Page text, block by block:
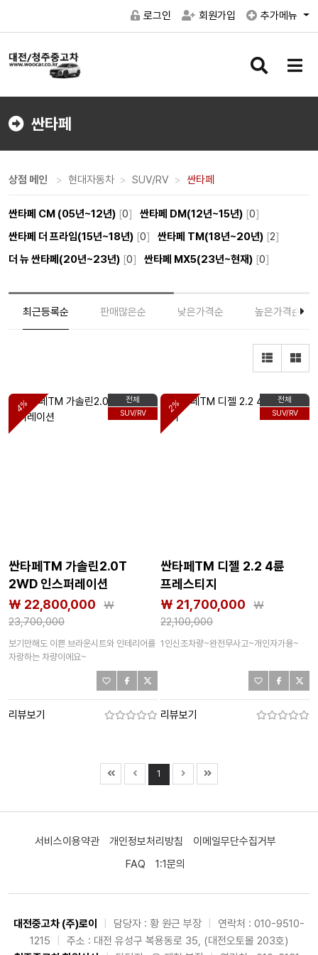
로그인 회원가입 추가메뉴
검
버
메
버
싼타페
상점 메인 현대자동차 SUV/RV 싼타페
싼타페 CM (05년~12년) [0] 싼타페 DM(12년~15년) [0]
싼타페 더 프라임(15년~18년) [0] 싼타페 TM(18년~20년) [2]
더 뉴 싼타페(20년~23년) [0] 싼타페 MX5(23년~현재) [0]
최근등록순 판매많은순 낮은가격순 높은가격순
전체
SUV/RV
4%
싼타페TM 가솔린2.0T
2WD 인스퍼레이션
₩ 22,800,000
₩
23,700,000
보기만해도 이쁜 브라운시트와 인테리어를
자랑하는 차량이에요~
리뷰보기
전체
SUV/RV
2%
싼타페TM 디젤 2.2 4륜
프레스티지
₩ 21,700,000
₩
22,100,000
1인신조차량~완전무사고~개인자가용~
리뷰보기
1
서비스이용약관 개인정보처리방침
이메일무단수집거부
FAQ
1:1문의
대전중고차 (주)로이 담당자 : 황 원근 부장
연락처 : 010-9510-
1215
주소 : 대전 유성구 복용동로 35, (대전오토몰 203호)